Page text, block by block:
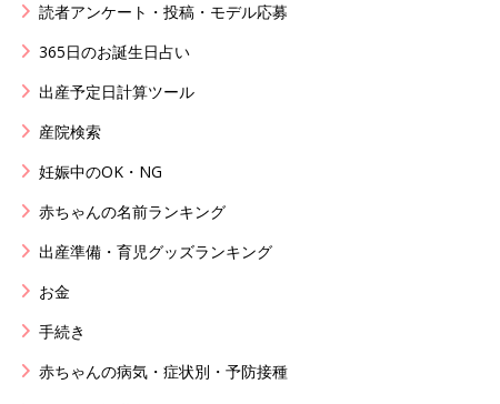
読者アンケート・投稿・モデル応募
365日のお誕生日占い
出産予定日計算ツール
産院検索
妊娠中のOK・NG
赤ちゃんの名前ランキング
出産準備・育児グッズランキング
お金
手続き
赤ちゃんの病気・症状別・予防接種